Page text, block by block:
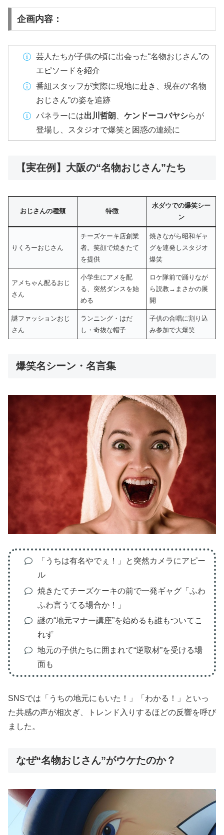
企画内容：
芸人たちが子供の頃に出会った“名物おじさん”の
エピソードを紹介
番組スタッフが実際に現地に赴き、現在の“名物
おじさん”の姿を追跡
パネラーには出川哲朗 ケンドーコバヤシらが
登場し、スタジオで爆笑と困惑の連続に
【実在例】大阪の“名物おじさん”たち
おじさんの種類 特徴
水ダウでの爆笑シー
ン
りくろーおじさん
チーズケーキ店創業
者。笑顔で焼きたて
を提供
焼きながら昭和ギャ
グを連発しスタジオ
爆笑
アメちゃん配るおじ
さん
小学生にアメを配
る、突然ダンスを始
める
ロケ隊前で踊りなが
ら説教→まさかの展
開
謎ファッションおじ
さん
ランニング・はだ
し・奇抜な帽子
子供の合唱に割り込
み参加で大爆笑
爆笑名シーン・名言集
「うちは有名やでぇ！」と突然カメラにアピー
ル
焼きたてチーズケーキの前で一発ギャグ「ふわ
ふわ言うてる場合か！」
謎の“地元マナー講座”を始めるも誰もついてこ
れず
地元の子供たちに囲まれて“逆取材”を受ける場
面も
SNSでは「うちの地元にもいた！」「わかる！」といっ
た共感の声が相次ぎ、トレンド入りするほどの反響を呼び
ました。
なぜ“名物おじさん”がウケたのか？